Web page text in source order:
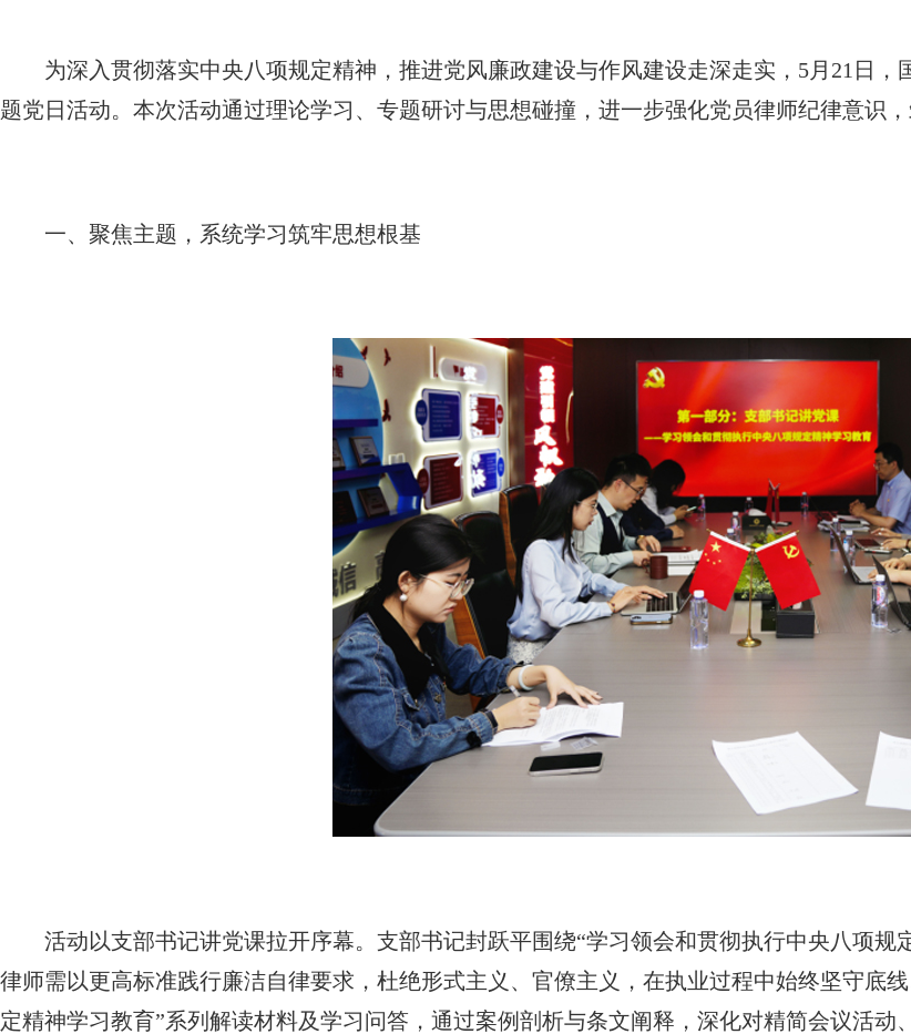
为深入贯彻落实中央八项规定精神，推进党风廉政建设与作风建设走深走实，5月21日
题党日活动。本次活动通过理论学习、专题研讨与思想碰撞，进一步强化党员律师纪律意识，
一、聚焦主题，系统学习筑牢思想根基
活动以支部书记讲党课拉开序幕。支部书记封跃平围绕“学习领会和贯彻执行中央八项
律师需以更高标准践行廉洁自律要求，杜绝形式主义、官僚主义，在执业过程中始终坚守底
定精神学习教育”系列解读材料及学习问答，通过案例剖析与条文阐释，深化对精简会议活动